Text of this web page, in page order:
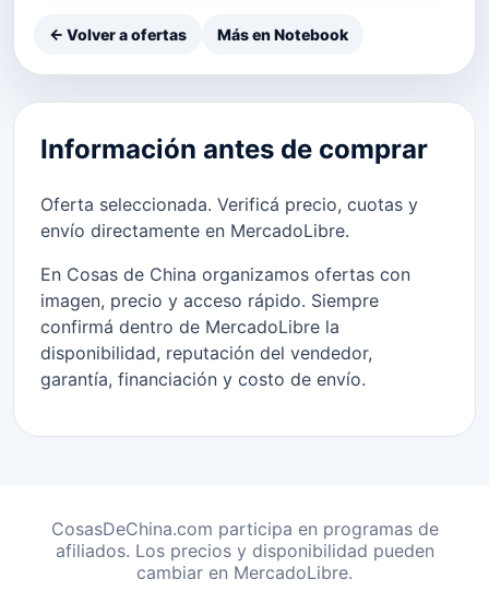
← Volver a ofertas Más en Notebook
Información antes de comprar
Oferta seleccionada. Verificá precio, cuotas y
envío directamente en MercadoLibre.
En Cosas de China organizamos ofertas con
imagen, precio y acceso rápido. Siempre
confirmá dentro de MercadoLibre la
disponibilidad, reputación del vendedor,
garantía, financiación y costo de envío.
CosasDeChina.com participa en programas de
afiliados. Los precios y disponibilidad pueden
cambiar en MercadoLibre.